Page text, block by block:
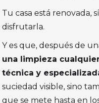
Tu casa está renovada,
disfrutarla.
Y es que, después de
una limpieza
técnica y
suciedad visible, sino
que se mete hasta en